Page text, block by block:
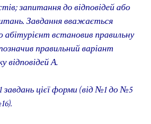
запитання до відповідей або
Завдання вважається
абітурієнт встановив правильну
правильний варіант
відповідей А.
завдань цієї форми (від №1 до №5